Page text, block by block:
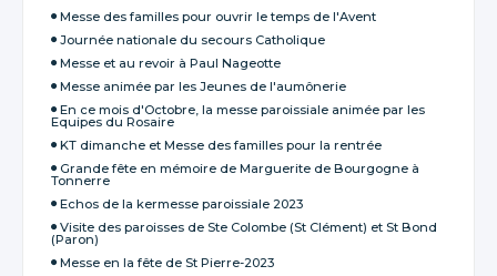
Messe des familles pour ouvrir le temps de l'Avent
Journée nationale du secours Catholique
Messe et au revoir à Paul Nageotte
Messe animée par les Jeunes de l'aumônerie
En ce mois d'Octobre, la messe paroissiale animée par les
Equipes du Rosaire
KT dimanche et Messe des familles pour la rentrée
Grande fête en mémoire de Marguerite de Bourgogne à
Tonnerre
Echos de la kermesse paroissiale 2023
Visite des paroisses de Ste Colombe (St Clément) et St Bond
(Paron)
Messe en la fête de St Pierre-2023